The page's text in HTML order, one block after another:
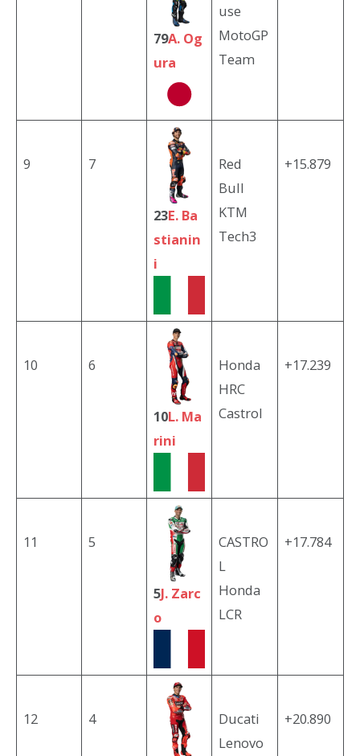
79A. Og
ura
use
MotoGP
Team
9 7
23E. Ba
stianin
i
Red
Bull
KTM
Tech3
+15.879
10 6
10L. Ma
rini
Honda
HRC
Castrol
+17.239
11 5
5J. Zarc
o
CASTRO
L
Honda
LCR
+17.784
12 4
Ducati
Lenovo
+20.890